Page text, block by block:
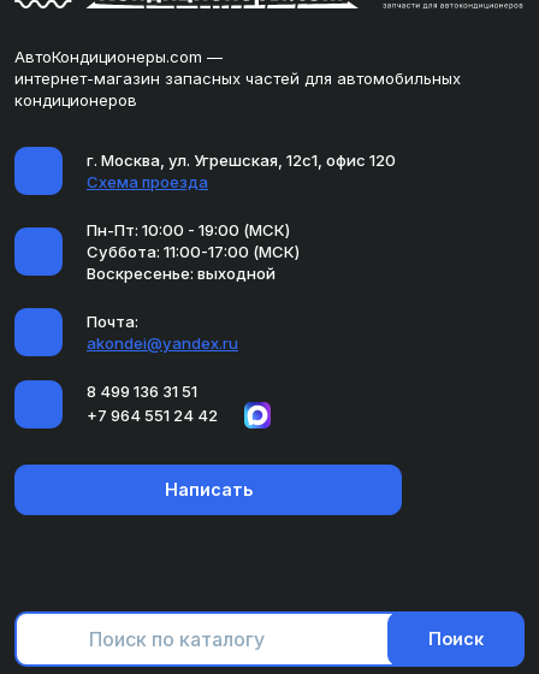
АвтоКондиционеры.com —
интернет-магазин запасных частей для автомобильных
кондиционеров
г. Москва, ул. Угрешская, 12с1, офис 120
Схема проезда
Пн-Пт: 10:00 - 19:00 (МСК)
Суббота: 11:00-17:00 (МСК)
Воскресенье: выходной
Почта:
akondei@yandex.ru
8 499 136 31 51
+7 964 551 24 42
Написать
Поиск